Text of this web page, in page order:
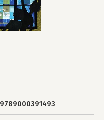
9789000391493